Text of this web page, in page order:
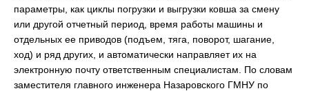
параметры, как циклы погрузки и выгрузки ковша за смену
или другой отчетный период, время работы машины и
отдельных ее приводов (подъем, тяга, поворот, шагание,
ход) и ряд других, и автоматически направляет их на
электронную почту ответственным специалистам. По словам
заместителя главного инженера Назаровского ГМНУ по